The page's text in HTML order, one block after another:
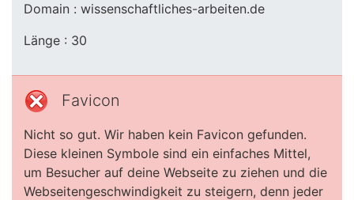
Domain : wissenschaftliches-arbeiten.de
Länge : 30
Favicon
Nicht so gut. Wir haben kein Favicon gefunden.
Diese kleinen Symbole sind ein einfaches Mittel,
um Besucher auf deine Webseite zu ziehen und die
Webseitengeschwindigkeit zu steigern, denn jeder